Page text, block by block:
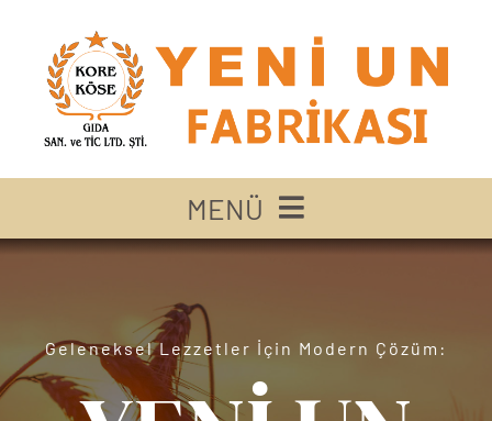
content
MENÜ
ÜRÜNLER
Geleneksel Lezzetler İçin Modern Çözüm: